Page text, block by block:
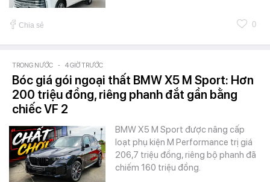
Chia sẻ 0
TRONG NƯỚC - 4 GIỜ TRƯỚC
Bóc giá gói ngoại thất BMW X5 M Sport: Hơn
200 triệu đồng, riêng phanh đắt gần bằng
chiếc VF 2
BMW X5 M Sport được nâng cấp
loạt phụ kiện M Performance trị giá
206,7 triệu đồng, riêng bộ phanh đã
chiếm 160 triệu đồng.